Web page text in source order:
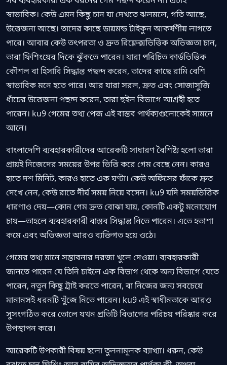
স্বাভাবিক। কেউ এমন কিছু চান যা দেখতে ঝলমলে, গতি আছে,
উত্তেজনা আছে। তাদের কাছে ডায়মন্ড টাইকুন আকর্ষণীয় লাগতে
পারে। আবার কেউ তৎপরতা ও দ্রুত রিফ্লেক্সভিত্তিক অভিজ্ঞতা চান,
তারা ফিশিংয়ের দিকে ঝুঁকতে পারেন। যারা পরিচিত কার্ডভিত্তিক
কৌশল বা হিসাবি সিদ্ধান্ত পছন্দ করেন, তাদের কাছে রামি বেশি
স্বাভাবিক মনে হতে পারে। আর যারা সরল, দ্রুত এবং সোজাসুজি
ধাঁচের উত্তেজনা পছন্দ করেন, তারা হুইল বিভাগে আগ্রহী হতে
পারেন। ku9 গেমের তথ্য পেজ এই বাস্তব পার্থক্যগুলোকেই সামনে
আনে।
বাংলাদেশি ব্যবহারকারীদের আরেকটি সাধারণ বৈশিষ্ট্য হলো তারা
প্রায়ই নিজেদের সময়ের উপর ভিত্তি করে গেম বেছে নেন। কারও
হাতে দশ মিনিট, কারও হাতে এক ঘণ্টা। কেউ অফিসের ফাঁকে দ্রুত
দেখে নেন, কেউ রাতে দীর্ঘ সময় নিয়ে বসেন। ku9 যদি সময়ভিত্তিক
ধারণাও দেয়—কোন গেম দ্রুত বোঝা যায়, কোনটি একটু মনোযোগ
চায়—তাহলে ব্যবহারকারী বাস্তব সিদ্ধান্ত নিতে পারেন। এতে হতাশা
কমে এবং অভিজ্ঞতা আরও ব্যক্তিগত হয়ে ওঠে।
গেমের তথ্য মানে সম্ভাবনার দরজা খুলে দেওয়া। ব্যবহারকারী
জানতে পারেন যে তিনি চাইলে এক বিভাগ থেকে অন্য বিভাগে যেতে
পারেন, নতুন কিছু ট্রাই করতে পারেন, বা নিজের জন্য সবচেয়ে
মানানসই ধরনটি খুঁজে নিতে পারেন। ku9 এই স্বাধীনতাকে আরও
সুসংগঠিত করে তোলে যখন প্রতিটি বিভাগের পরিচয় পরিষ্কার করে
উপস্থাপন করে।
আরেকটি উপকারী বিষয় হলো তুলনামূলক ব্যাখ্যা। ধরুন, কেউ